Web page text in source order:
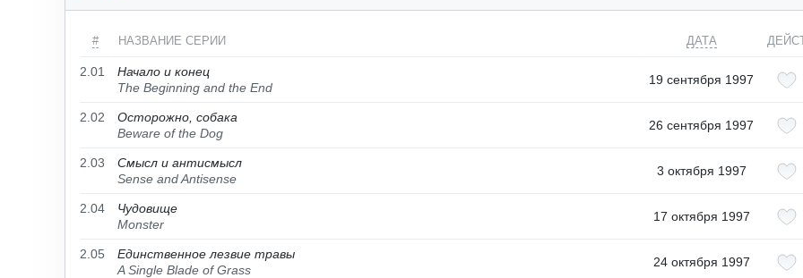
# НАЗВАНИЕ СЕРИИ ДАТА
2.01
Начало и конец
The Beginning and the End
19 сентября 1997
2.02
Осторожно, собака
Beware of the Dog
26 сентября 1997
2.03
Смысл и антисмысл
Sense and Antisense
3 октября 1997
2.04
Чудовище
Monster
17 октября 1997
2.05
Единственное лезвие травы
A Single Blade of Grass
24 октября 1997